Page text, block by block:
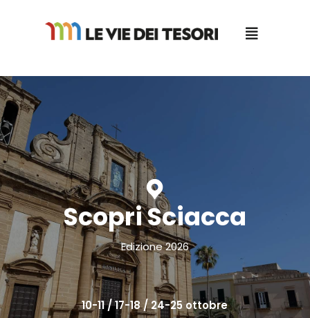
Scopri Sciacca
10-11 / 17-18 / 24-25 ottobre
Edizione 2026